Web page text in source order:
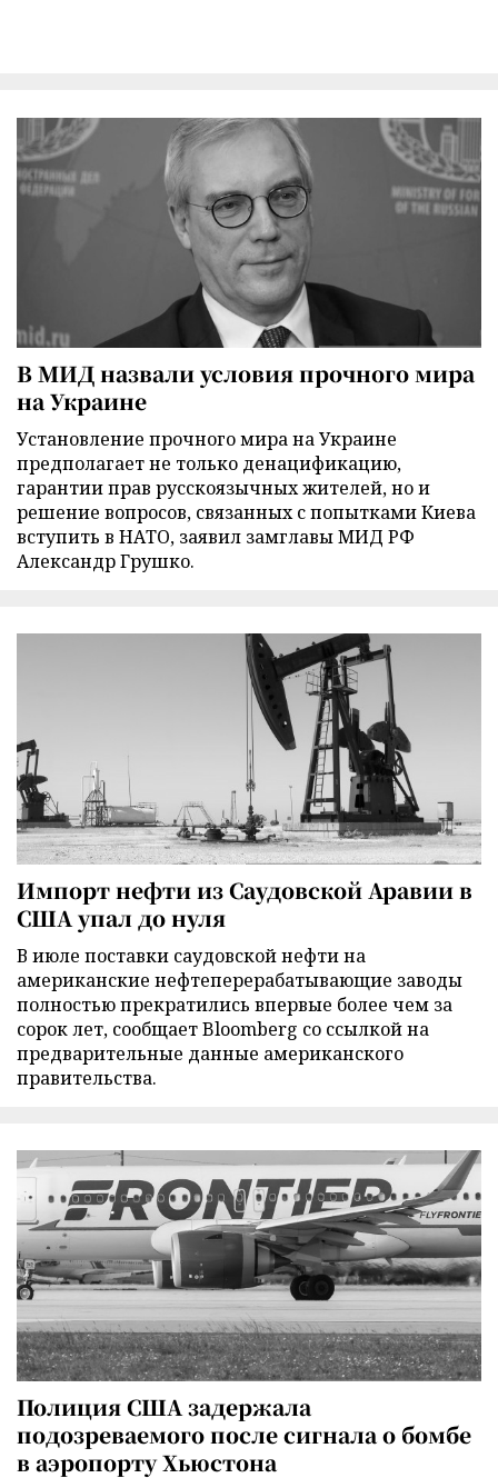
В МИД назвали условия прочного мира
на Украине
Установление прочного мира на Украине
предполагает не только денацификацию,
гарантии прав русскоязычных жителей, но и
решение вопросов, связанных с попытками Киева
вступить в НАТО, заявил замглавы МИД РФ
Александр Грушко.
Импорт нефти из Саудовской Аравии в
США упал до нуля
В июле поставки саудовской нефти на
американские нефтеперерабатывающие заводы
полностью прекратились впервые более чем за
сорок лет, сообщает Bloomberg со ссылкой на
предварительные данные американского
правительства.
Полиция США задержала
подозреваемого после сигнала о бомбе
в аэропорту Хьюстона